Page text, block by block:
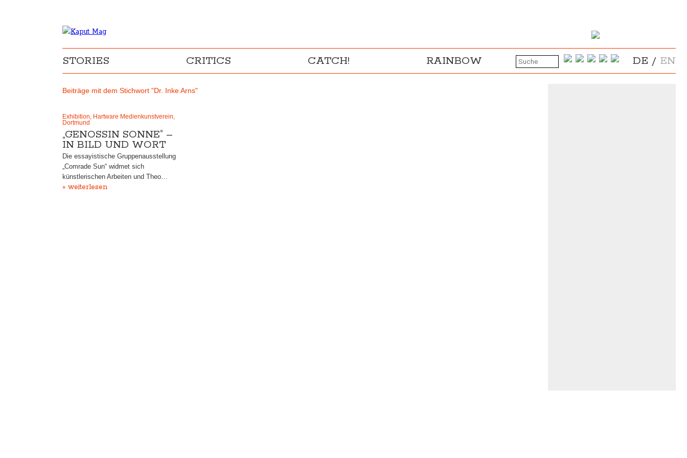
STORIES CRITICS CATCH! RAINBOW DE / EN
Beiträge mit dem Stichwort "Dr. Inke Arns"
Exhibition, Hartware Medienkunstverein,
Dortmund
„GENOSSIN SONNE“ –
IN BILD UND WORT
Die essayistische Gruppenausstellung
„Comrade Sun“ widmet sich
künstlerischen Arbeiten und Theo…
» weiterlesen